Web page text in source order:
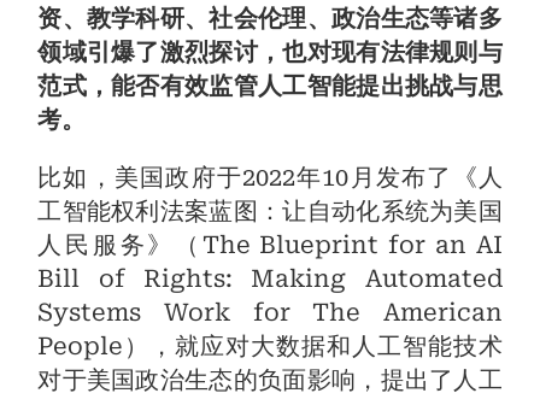
资、教学科研、社会伦理、政治生态等诸多
领域引爆了激烈探讨，也对现有法律规则与
范式，能否有效监管人工智能提出挑战与思
考。
比如，美国政府于2022年10月发布了《人
工智能权利法案蓝图：让自动化系统为美国
人民服务》（The Blueprint for an AI
Bill of Rights: Making Automated
Systems Work for The American
People），就应对大数据和人工智能技术
对于美国政治生态的负面影响，提出了人工